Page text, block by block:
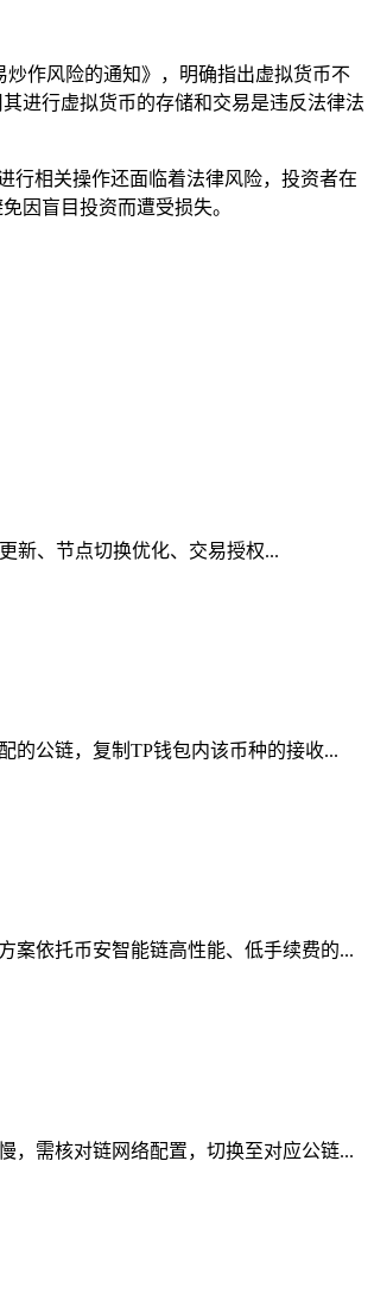
作风险的通知》，明确指出虚拟货币不
进行虚拟货币的存储和交易是违反法律法
行相关操作还面临着法律风险，投资者在
因盲目投资而遭受损失。
新、节点切换优化、交易授权...
的公链，复制TP钱包内该币种的接收...
案依托币安智能链高性能、低手续费的...
，需核对链网络配置，切换至对应公链...